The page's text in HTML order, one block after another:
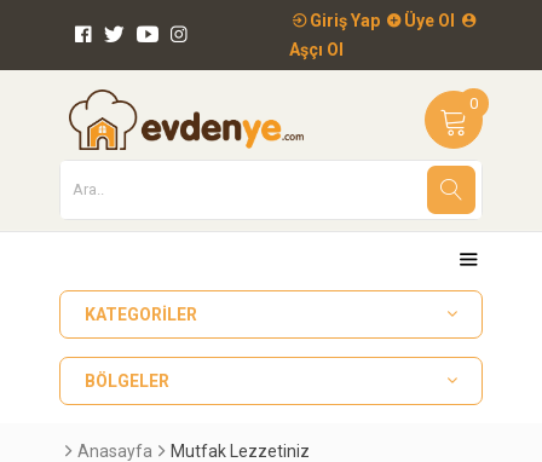
Giriş Yap
Üye Ol
Aşçı Ol
0
KATEGORILER
BÖLGELER
Anasayfa Mutfak Lezzetiniz